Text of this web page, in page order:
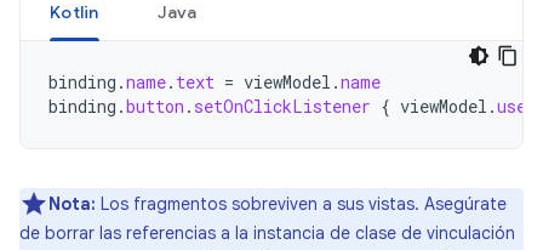
Kotlin Java
binding .name. text = viewModel .name
binding .button . setOnClickListener { viewModel .
Nota: Los fragmentos sobreviven a sus vistas. Asegúrate
de borrar las referencias a la instancia de clase de vinculación